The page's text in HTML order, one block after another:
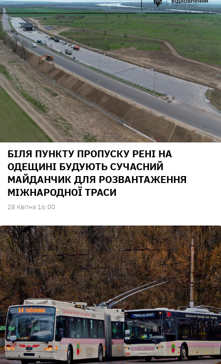
БІЛЯ ПУНКТУ ПРОПУСКУ РЕНІ НА
ОДЕЩИНІ БУДУЮТЬ СУЧАСНИЙ
МАЙДАНЧИК ДЛЯ РОЗВАНТАЖЕННЯ
МІЖНАРОДНОЇ ТРАСИ
28 Квiтня 16:00